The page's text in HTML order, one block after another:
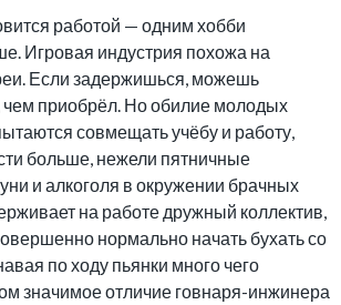
работой — одним хобби
Игровая индустрия похожа на
Если задержишься, можешь
чем приобрёл. Но обилие молодых
совмещать учёбу и работу,
больше, нежели пятничные
и алкоголя в окружении брачных
на работе дружный коллектив,
нормально начать бухать со
по ходу пьянки много чего
значимое отличие говнаря-инжинера